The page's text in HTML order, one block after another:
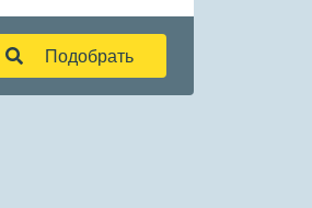
Подобрать